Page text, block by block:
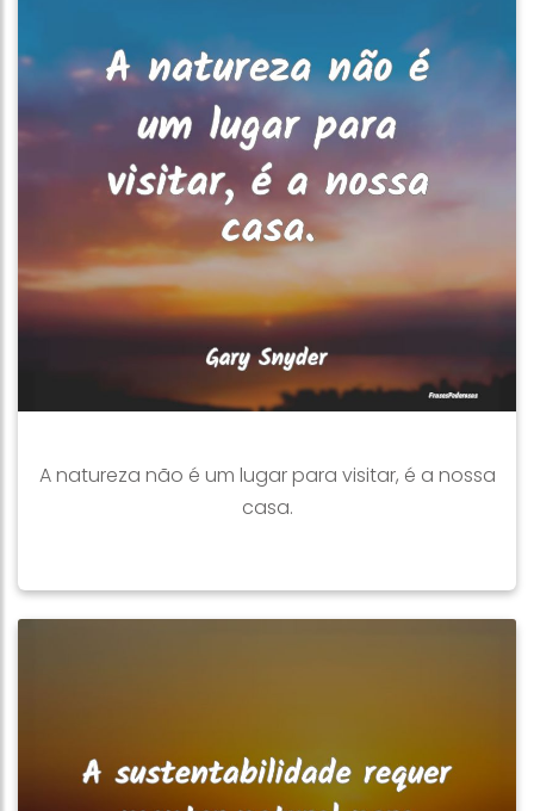
A natureza não é um lugar para visitar, é a nossa
casa.